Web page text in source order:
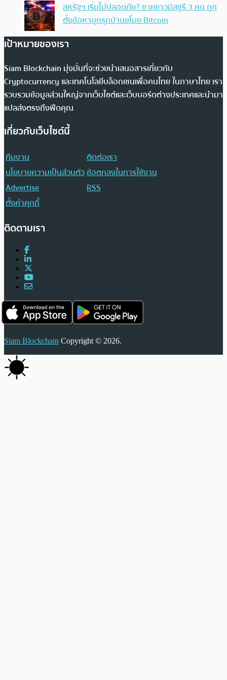
สหรัฐฯ เริ่มไม่ปลอดภัย? ชายชาวมิสซูรี 3 คน ถูก
ตั้งข้อหาบุกรุกบ้านขโมย Bitcoin
เป้าหมายของเรา
Siam Blockchain มุ่งมั่นที่จะช่วยนำเสนอสารเกี่ยวกับ
Cryptocurrency และเทคโนโลยีบล็อกเชนเพื่อคนไทย ในภาษาไทย เรา
รวบรวมข้อมูลส่วนใหญ่จากเว็บไซต์และเว็บบอร์ดต่างประเทศและนำมา
แปลส่งตรงถึงฟีดคุณ
เกี่ยวกับเว็บไซต์นี้
ทีมงาน
ติดต่อเรา
นโยบายความเป็นส่วนตัวข้อตกลงในการใช้งาน
Advertise
RSS
ตั้งค่าคุกกี้
ติดตามเรา
Siam Blockchain Copyright © 2026.